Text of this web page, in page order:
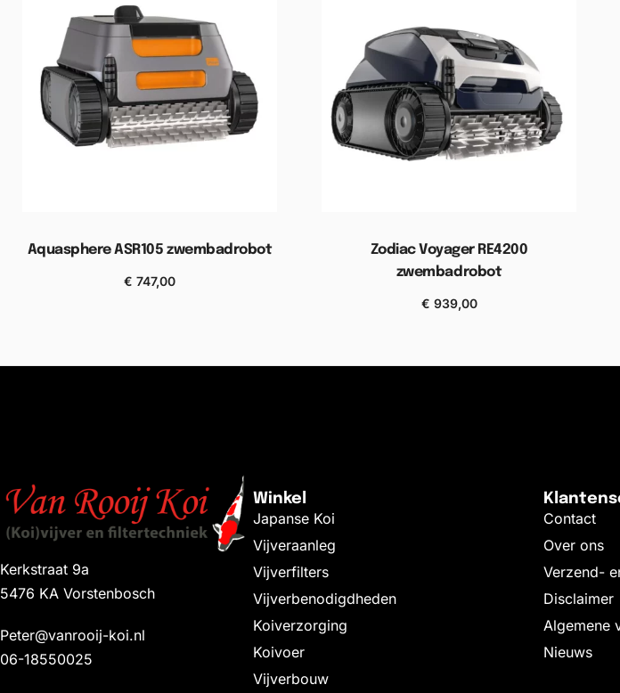
Aquasphere ASR105 zwembadrobot
€ 747,00
Zodiac Voyager RE4200
zwembadrobot
€ 939,00
Kerkstraat 9a
5476 KA Vorstenbosch
Peter@vanrooij-koi.nl
06-18550025
Winkel
Japanse Koi
Vijveraanleg
Vijverfilters
Vijverbenodigdheden
Koiverzorging
Koivoer
Vijverbouw
Contact
Over ons
Verzend-
Disclaimer
Algemene
Nieuws